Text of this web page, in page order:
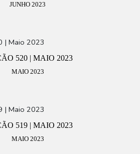
JUNHO 2023
520 | MAIO 2023
MAIO 2023
519 | MAIO 2023
MAIO 2023